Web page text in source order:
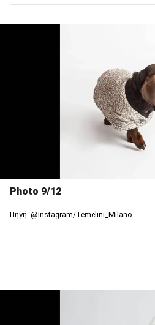
Photo 9/12
Πηγή: @Ιnstagram/Temelini_Milano